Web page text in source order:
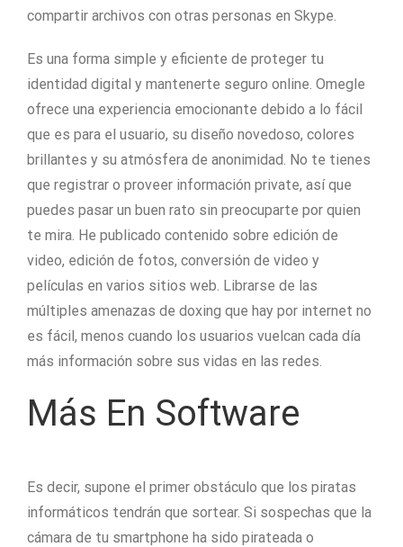
compartir archivos con otras personas en Skype.
Es una forma simple y eficiente de proteger tu
identidad digital y mantenerte seguro online. Omegle
ofrece una experiencia emocionante debido a lo fácil
que es para el usuario, su diseño novedoso, colores
brillantes y su atmósfera de anonimidad. No te tienes
que registrar o proveer información private, así que
puedes pasar un buen rato sin preocuparte por quien
te mira. He publicado contenido sobre edición de
video, edición de fotos, conversión de video y
películas en varios sitios web. Librarse de las
múltiples amenazas de doxing que hay por internet no
es fácil, menos cuando los usuarios vuelcan cada día
más información sobre sus vidas en las redes.
Más En Software
Es decir, supone el primer obstáculo que los piratas
informáticos tendrán que sortear. Si sospechas que la
cámara de tu smartphone ha sido pirateada o